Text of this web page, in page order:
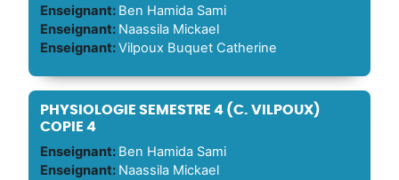
Enseignant: Ben Hamida Sami
Enseignant: Naassila Mickael
Enseignant:Vilpoux Buquet Catherine
PHYSIOLOGIE SEMESTRE 4 (C. VILPOUX)
COPIE 4
Enseignant: Ben Hamida Sami
Enseignant: Naassila Mickael